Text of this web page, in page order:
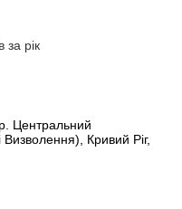
за рік
Центральний
Кривий Ріг,